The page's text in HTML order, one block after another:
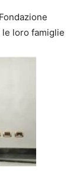
loro famiglie